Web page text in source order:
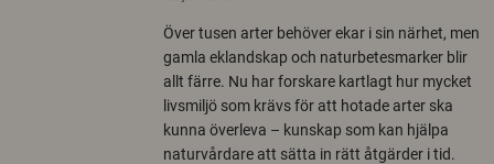
Över tusen arter behöver ekar i sin närhet, men
gamla eklandskap och naturbetesmarker blir
allt färre. Nu har forskare kartlagt hur mycket
livsmiljö som krävs för att hotade arter ska
kunna överleva – kunskap som kan hjälpa
naturvårdare att sätta in rätt åtgärder i tid.